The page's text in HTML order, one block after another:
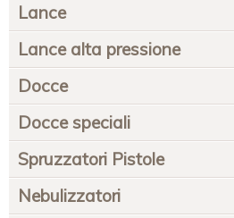
Salta
la
navigazione
Lance
Lance alta pressione
Docce
Docce speciali
Spruzzatori Pistole
Nebulizzatori